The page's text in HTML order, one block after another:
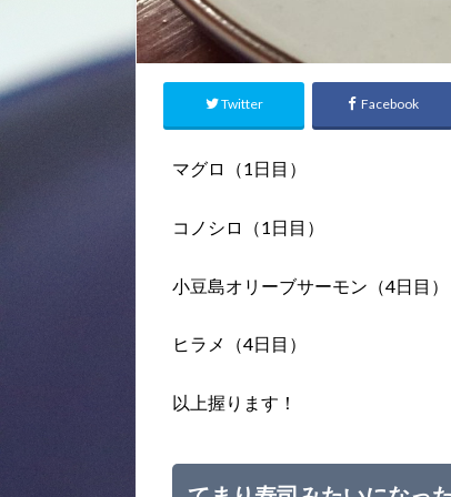
Twitter Facebook
マグロ（1日目）
コノシロ（1日目）
小豆島オリーブサーモン（4日目）
ヒラメ（4日目）
以上握ります！